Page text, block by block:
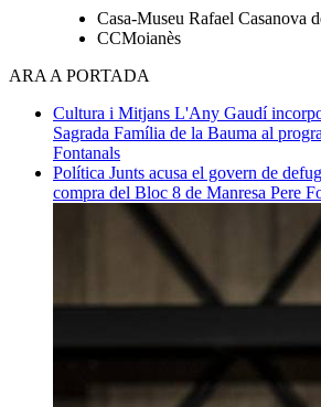
Casa-Museu Rafael Casanova
CCMoianès
ARA A PORTADA
Cultura i Mitjans L'Any Gaudí
Sagrada Família de la Bauma al
Fontanals
Política Junts acusa el govern de
compra del Bloc 8 de Manresa Pere